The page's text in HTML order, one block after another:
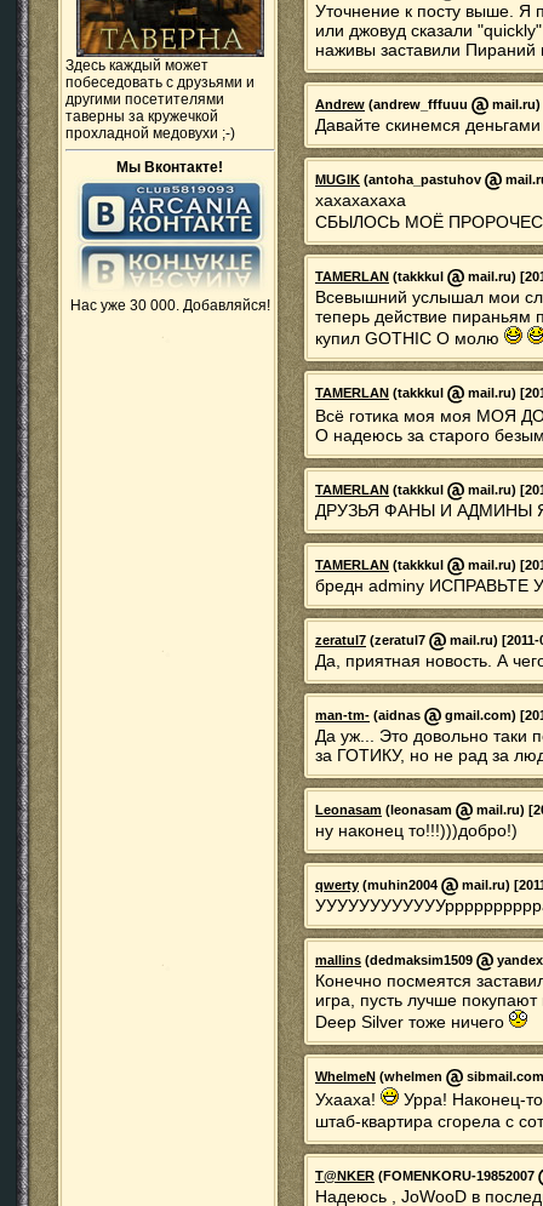
Здесь каждый может
побеседовать с друзьями и
другими посетителями
таверны за кружечкой
прохладной медовухи ;-)
Мы Вконтакте!
Нас уже 30 000. Добавляйся!
Уточнение к посту выше. Я
или джовуд сказали
наживы заставили Пираний
Andrew (andrew_fffuuu mail.ru)
Давайте скинемся
MUGIK (antoha_pastuhov
хахахахаха
СБЫЛОСЬ МОЁ
TAMERLAN (takkkul mail.ru)
Всевышний услышал мои
теперь действие
купил GOTHIC О молю
TAMERLAN (takkkul mail.ru)
Всё готика моя моя МОЯ
О надеюсь за старого
TAMERLAN (takkkul mail.ru)
ДРУЗЬЯ ФАНЫ И АДМИНЫ
TAMERLAN (takkkul mail.ru)
бредн adminy
zeratul7 (zeratul7 mail.ru) [2011-
Да, приятная новость. А
man-tm- (aidnas gmail.com)
Да уж... Это довольно таки
за ГОТИКУ, но не рад за
Leonasam (leonasam mail.ru)
ну наконец то!!!)))добро!)
qwerty (muhin2004 mail.ru)
mallins (dedmaksim1509
Конечно посмеятся
игра, пусть лучше
Deep Silver тоже ничего
WhelmeN (whelmen
Ухааха!
Урра! Наконец-
штаб-квартира сгорела с
T@NKER (FOMENKORU-19852007
Надеюсь , JoWooD в